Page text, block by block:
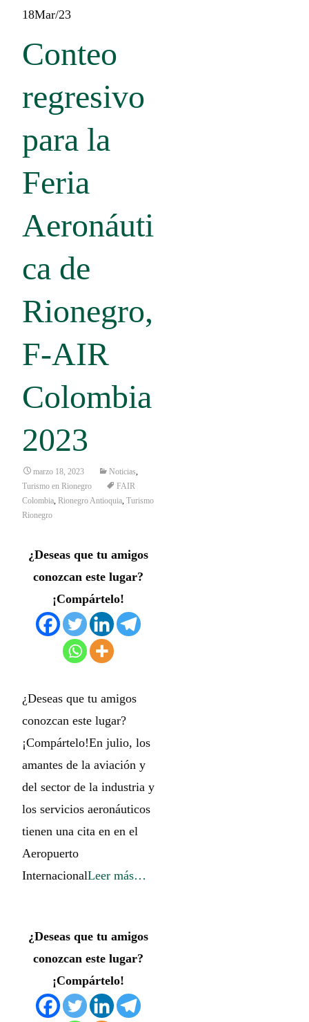
18Mar/23
Conteo
regresivo
para la
Feria
Aeronáuti
ca de
Rionegro,
F-AIR
Colombia
2023
marzo 18, 2023 Noticias
Turismo en Rionegro
FAIR
Colombia Rionegro Antioquia Turismo
Rionegro
¿Deseas que tu amigos
conozcan este lugar?
¡Compártelo!
¿Deseas que tu amigos
conozcan este lugar?
¡Compártelo!En julio, los
amantes de la aviación y
del sector de la industria y
los servicios aeronáuticos
tienen una cita en en el
Aeropuerto
InternacionalLeer más…
¿Deseas que tu amigos
conozcan este lugar?
¡Compártelo!